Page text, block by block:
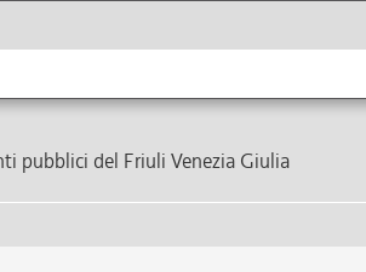
pubblici del Friuli Venezia Giulia